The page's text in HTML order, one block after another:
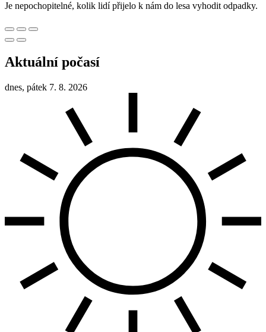
Je nepochopitelné, kolik lidí přijelo k nám do lesa vyhodit odpadky.
Aktuální počasí
dnes, pátek 7. 8. 2026